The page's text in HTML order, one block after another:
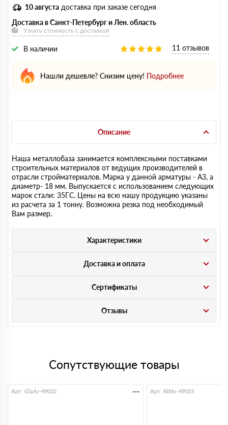
10 августа доставка при заказе сегодня
Доставка в Санкт-Петербург и Лен. область
Узнать стоимость с доставкой
В наличии 11 отзывов
Нашли дешевле? Снизим цену! Подробнее
Описание
Наша металлобаза занимается комплексными поставками
строительных материалов от ведущих производителей в
отрасли стройматериалов. Марка у данной арматуры - А3, а
диаметр- 18 мм. Выпускается с использованием следующих
марок стали: 35ГС. Цены на всю нашу продукцию указаны
из расчета за 1 тонну. Возможна резка под необходимый
Вам размер.
Характеристики
Доставка и оплата
Сертификаты
Отзывы
Сопутствующие товары
Арт. GlaAr-49022 Арт. RifAr-49023